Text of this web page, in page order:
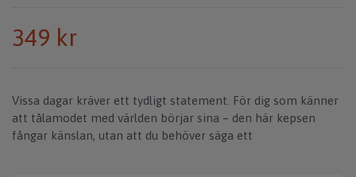
349 kr
Vissa dagar kräver ett tydligt statement. För dig som känner
att tålamodet med världen börjar sina – den här kepsen
fångar känslan, utan att du behöver säga ett